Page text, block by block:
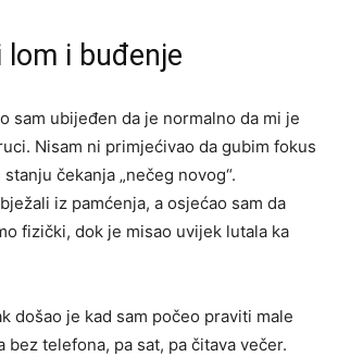
lom i buđenje
sam ubijeđen da je normalno da mi je
Nisam ni primjećivao da gubim fokus
čekanja „nečeg novog“.
iz pamćenja, a osjećao sam da
fizički, dok je misao uvijek lutala ka
došao je kad sam počeo praviti male
bez telefona, pa sat, pa čitava večer.